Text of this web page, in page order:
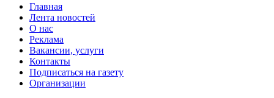
Главная
Лента новостей
О нас
Реклама
Вакансии, услуги
Контакты
Подписаться на газету
Организации